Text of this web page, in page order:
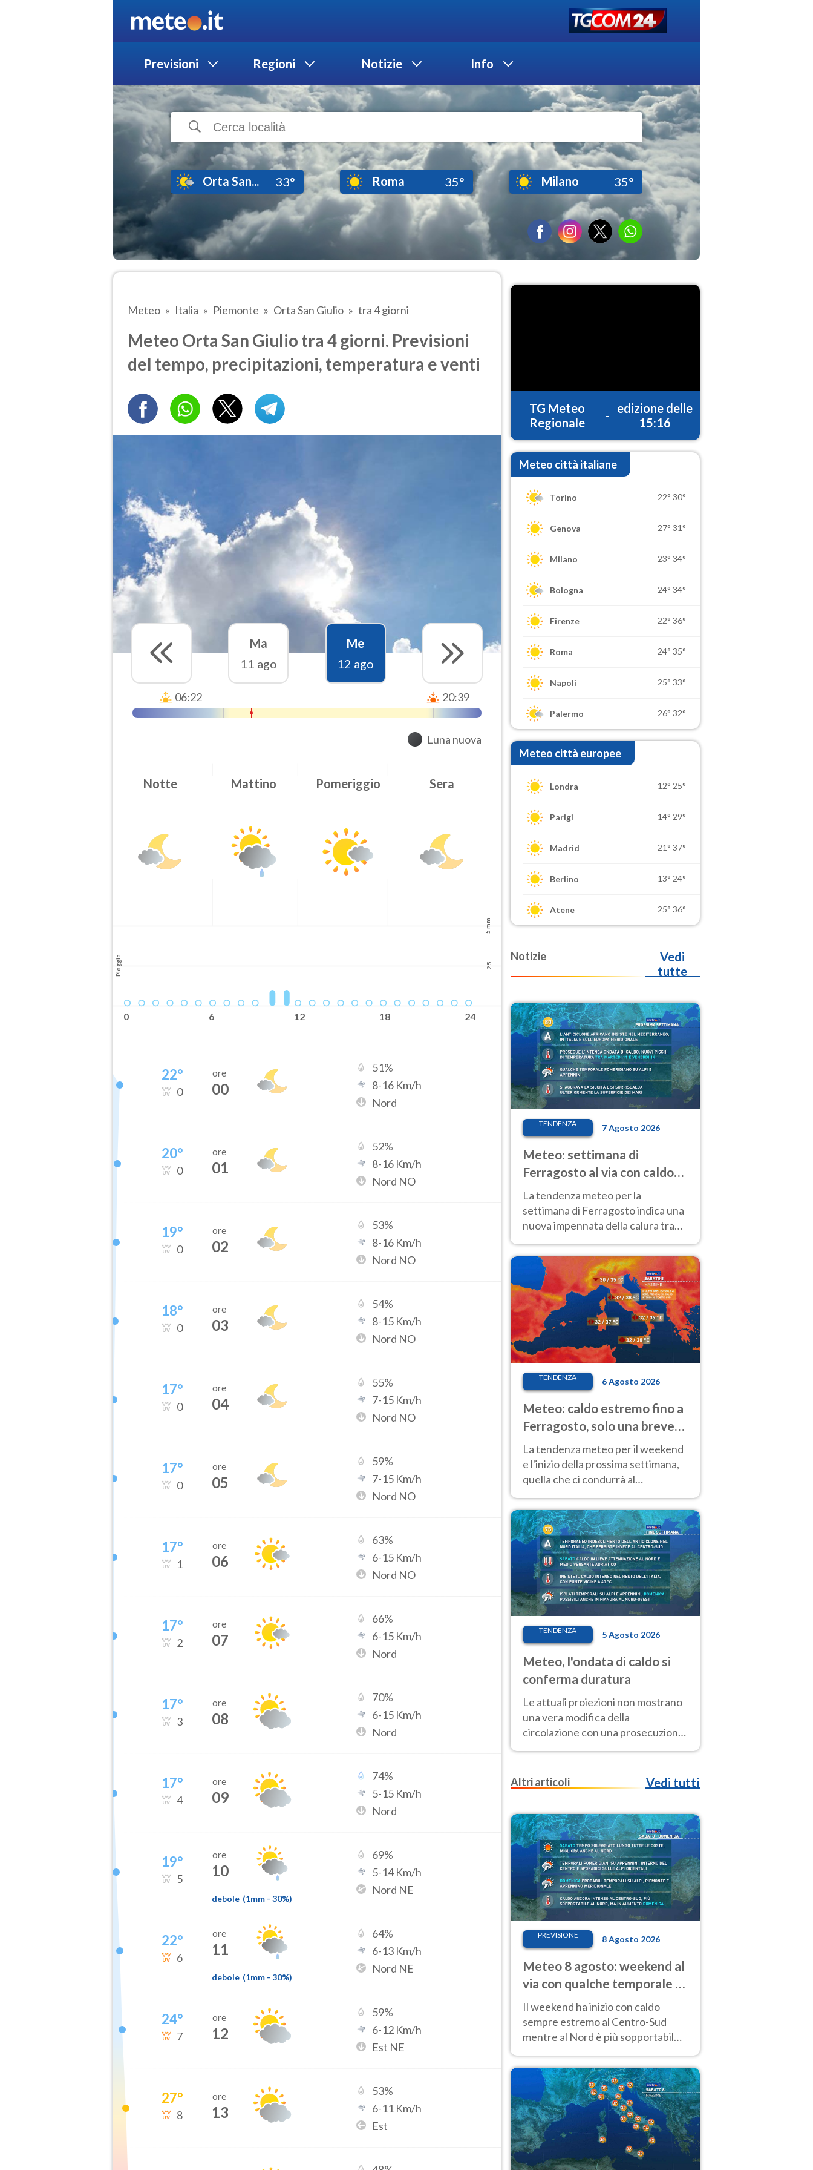
Previsioni Regioni Notizie Info
Orta San... 33° Roma 35° Milano 35°
Meteo Italia Piemonte Orta San Giulio tra 4 giorni
Meteo Orta San Giulio tra 4 giorni. Previsioni
del tempo, precipitazioni, temperatura e venti
Ma
11 ago
Me
12 ago
06:22 20:39
Luna nuova
Notte Mattino Pomeriggio Sera
5 mm
2.5
Pioggia
0 6 12 18 24
22°
0
ore
00
51%
8-16 Km/h
Nord
20°
0
ore
01
52%
8-16 Km/h
Nord NO
19°
0
ore
02
53%
8-16 Km/h
Nord NO
18°
0
ore
03
54%
8-15 Km/h
Nord NO
17°
0
ore
04
55%
7-15 Km/h
Nord NO
17°
0
ore
05
59%
7-15 Km/h
Nord NO
17°
1
ore
06
63%
6-15 Km/h
Nord NO
17°
2
ore
07
66%
6-15 Km/h
Nord
17°
3
ore
08
70%
6-15 Km/h
Nord
17°
4
ore
09
74%
5-15 Km/h
Nord
19°
5
ore
10
debole (1mm - 30%)
69%
5-14Km/h
Nord NE
22°
6
ore
11
debole (1mm - 30%)
64%
6-13 Km/h
Nord NE
24°
7
ore
12
59%
6-12 Km/h
Est NE
27°
8
ore
13
53%
6-11 Km/h
Est
TG Meteo
Regionale
-
edizione delle
15:16
Meteo città italiane
Torino 22° 30°
Genova 27° 31°
Milano 23° 34°
Bologna 24° 34°
Firenze 22° 36°
Roma 24° 35°
Napoli 25° 33°
Palermo 26° 32°
Meteo città europee
Londra 12° 25°
Parigi 14° 29°
Madrid 21° 37°
Berlino 13° 24°
Atene 25° 36°
Notizie
Vedi
tutte
TENDENZA 7 Agosto 2026
Meteo: settimana di
Ferragosto al via con caldo
intenso e qualche temporale
La tendenza meteo per la
settimana di Ferragosto indica una
nuova impennata della calura tra
anche al Nord.
TENDENZA 6 Agosto 2026
Meteo: caldo estremo fino a
Ferragosto, solo una breve
pausa. Ecco dove
La tendenza meteo per il weekend
e l'inizio della prossima settimana,
quella che ci condurrà al
temperature molto elevate
TENDENZA 5 Agosto 2026
Meteo, l'ondata di caldo si
conferma duratura
Le attuali proiezioni non mostrano
una vera modifica della
circolazione con una prosecuzione
del caldo fuori scala per molti
Ferragosto
Altri articoli Vedi tutti
PREVISIONE 8 Agosto 2026
Meteo 8 agosto: weekend al
via con qualche temporale e
caldo estremo al Centro-Sud
Il weekend ha inizio con caldo
sempre estremo al Centro-Sud
mentre al Nord è più sopportabile
calore sui rilievi.